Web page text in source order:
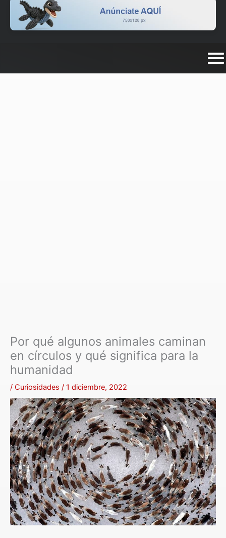
Por qué algunos animales caminan
en círculos y qué significa para la
humanidad
/ Curiosidades / 1 diciembre, 2022